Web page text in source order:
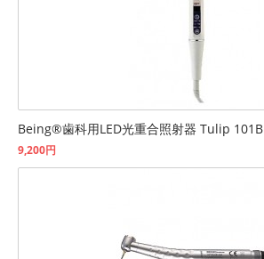
Being®歯科用LED光重合照射器 Tulip 101B
9,200円